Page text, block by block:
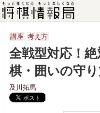
講座 考え方
全戦型対応！
棋・囲いの守り
及川拓馬